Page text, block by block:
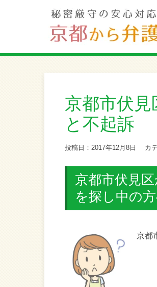
京都市伏
と不起訴
投稿日：2017年12月8日 カ
京都市伏見
を探し中の
京都